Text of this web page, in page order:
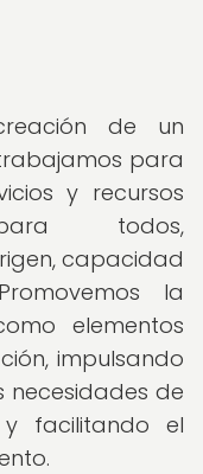
de un
para
y recursos
todos,
capacidad
la
elementos
impulsando
de
y facilitando el